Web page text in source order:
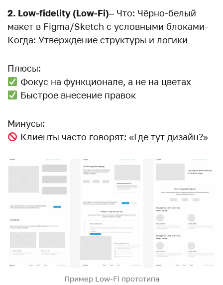
2. Low-fidelity (Low-Fi)– Что: Чёрно-белый
макет в Figma/Sketch с условными блоками-
Когда: Утверждение структуры и логики
Плюсы:
Фокус на функционале, а не на цветах
Быстрое внесение правок
Минусы:
Клиенты часто говорят: «Где тут дизайн?»
Пример Low-Fi прототипа